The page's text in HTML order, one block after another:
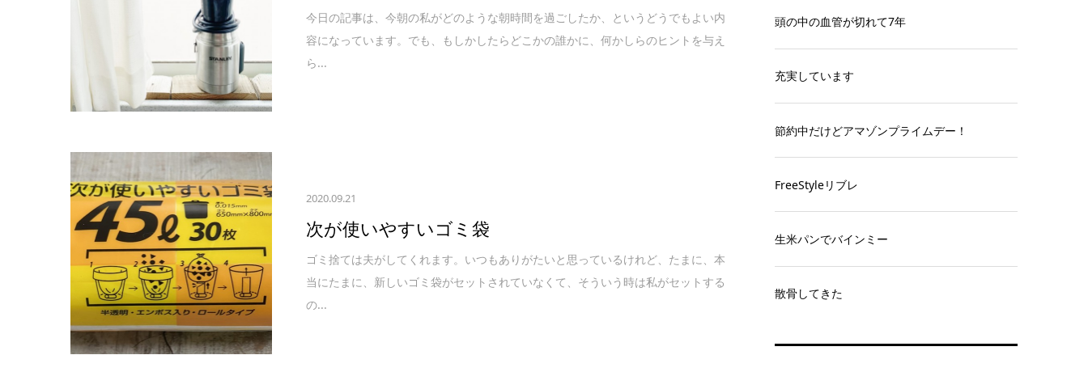
今日の記事は、今朝の私がどのような朝時間を過ごしたか、というどうでもよい内
容になっています。でも、もしかしたらどこかの誰かに、何かしらのヒントを与え
ら...
2020.09.21
次が使いやすいゴミ袋
ゴミ捨ては夫がしてくれます。いつもありがたいと思っているけれど、たまに、本
当にたまに、新しいゴミ袋がセットされていなくて、そういう時は私がセットする
の...
頭の中の血管が切れて7年
充実しています
節約中だけどアマゾンプライムデー！
FreeStyleリブレ
生米パンでバインミー
散骨してきた